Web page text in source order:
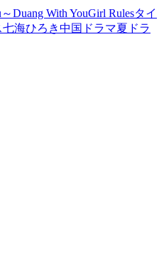
Duang With YouGirl Rulesタイ
七海ひろき中国ドラマ夏ドラ